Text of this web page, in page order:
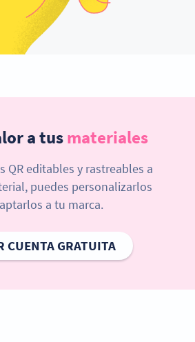
a tusmateriales
QR editables y rastreables a
puedes personalizarlos
a tu marca.
CUENTA GRATUITA